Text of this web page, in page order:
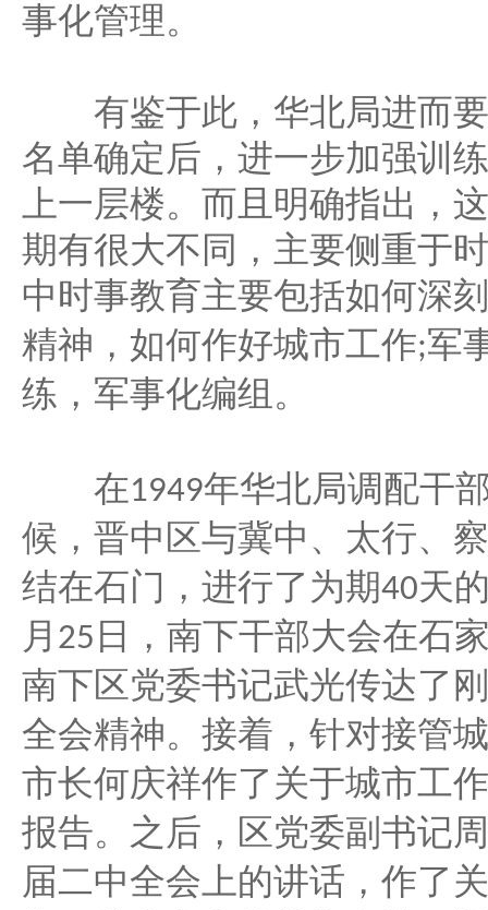
事化管理。
有鉴于此，华北局进而要
名单确定后，进一步加强训
上一层楼。而且明确指出，
期有很大不同，主要侧重于
中时事教育主要包括如何深
精神，如何作好城市工作;军
练，军事化编组。
在1949年华北局调配干
候，晋中区与冀中、太行、
结在石门，进行了为期40天
月 25 日，南下干部大会在石
南下区党委书记武光传达了
全会精神。接着，针对接管
市长何庆祥作了关于城市工
报告。之后，区党委副书记
届二中全会上的讲话，作了